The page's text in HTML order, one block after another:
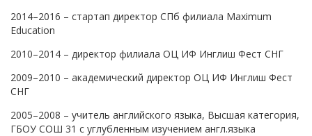
2014–2016 – стартап директор СПб филиала Maximum
Education
2010–2014 – директор филиала ОЦ ИФ Инглиш Фест СНГ
2009–2010 – академический директор ОЦ ИФ Инглиш Фест
СНГ
2005–2008 – учитель английского языка, Высшая категория,
ГБОУ СОШ 31 с углубленным изучением англ.языка